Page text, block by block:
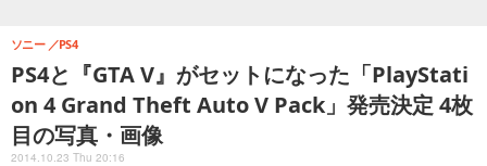
PS4と『GTA V』がセットになった「PlayStati
on 4 Grand Theft Auto V Pack」発売決定 4枚
目の写真・画像
ソニー PS4
2014.10.23 Thu 20:16